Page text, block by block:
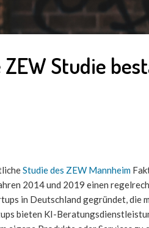
Studie
Studie des ZEW Mannheim
2014 und 2019 einen
in Deutschland gegründet, die
bieten KI-